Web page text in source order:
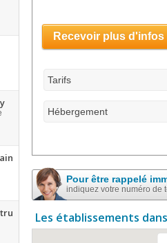
Recevoir plus d'infos
Tarifs
Hébergement
Pour être rappelé
indiquez votre numéro de
Les établissements